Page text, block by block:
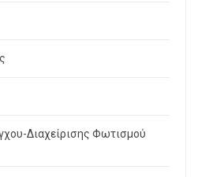
Διαχείρισης Φωτισμού